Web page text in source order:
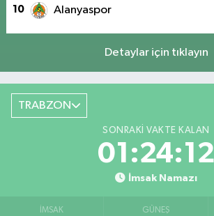
10 Alanyaspor
Detaylar için tıklayın
TRABZON
SONRAKI VAKTE KALAN
01:24:11
İmsak Namazı
İMSAK GÜNEŞ